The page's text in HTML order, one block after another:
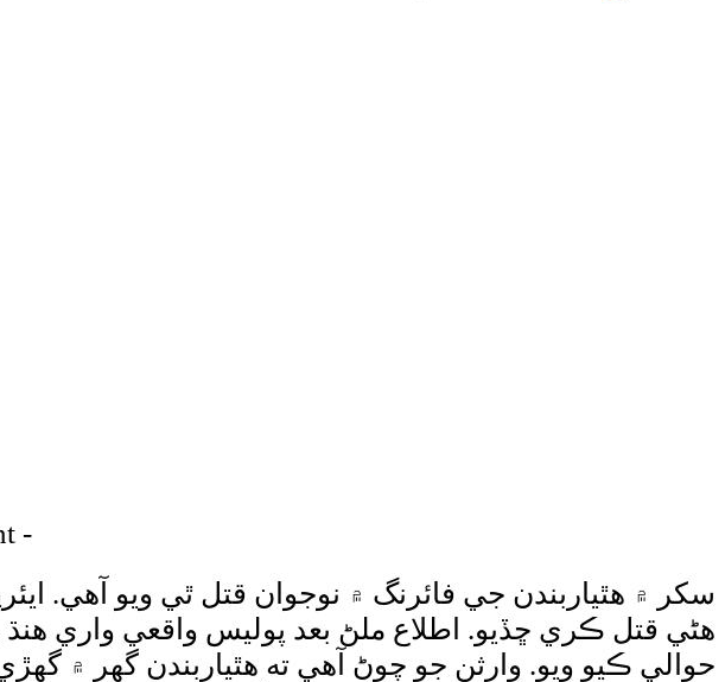
- Advertisement -
سکر ۾ هٿياربندن جي فائرنگ ۾ نوجوان قتل ٿي ويو آهي.
هڻي قتل ڪري ڇڏيو. اطلاع ملڻ بعد پوليس واقعي واري
حوالي ڪيو ويو. وارثن جو چوڻ آهي ته هٿياربندن گهر ۾